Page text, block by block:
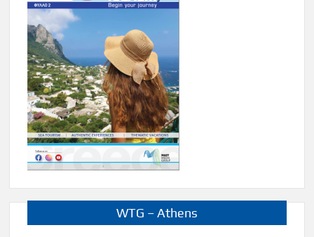
WTG – Athens